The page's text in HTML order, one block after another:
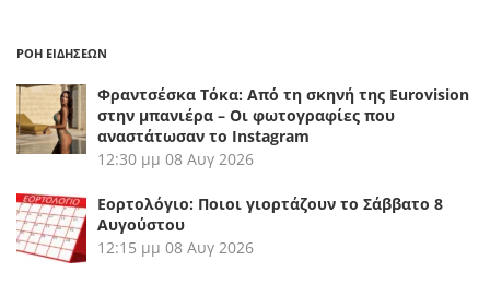
ΡΟΗ ΕΙΔΗΣΕΩΝ
Φραντσέσκα Τόκα: Από τη σκηνή της Eurovision
στην μπανιέρα – Οι φωτογραφίες που
αναστάτωσαν το Instagram
12:30 μμ 08 Αυγ 2026
Εορτολόγιο: Ποιοι γιορτάζουν το Σάββατο 8
Αυγούστου
12:15 μμ 08 Αυγ 2026